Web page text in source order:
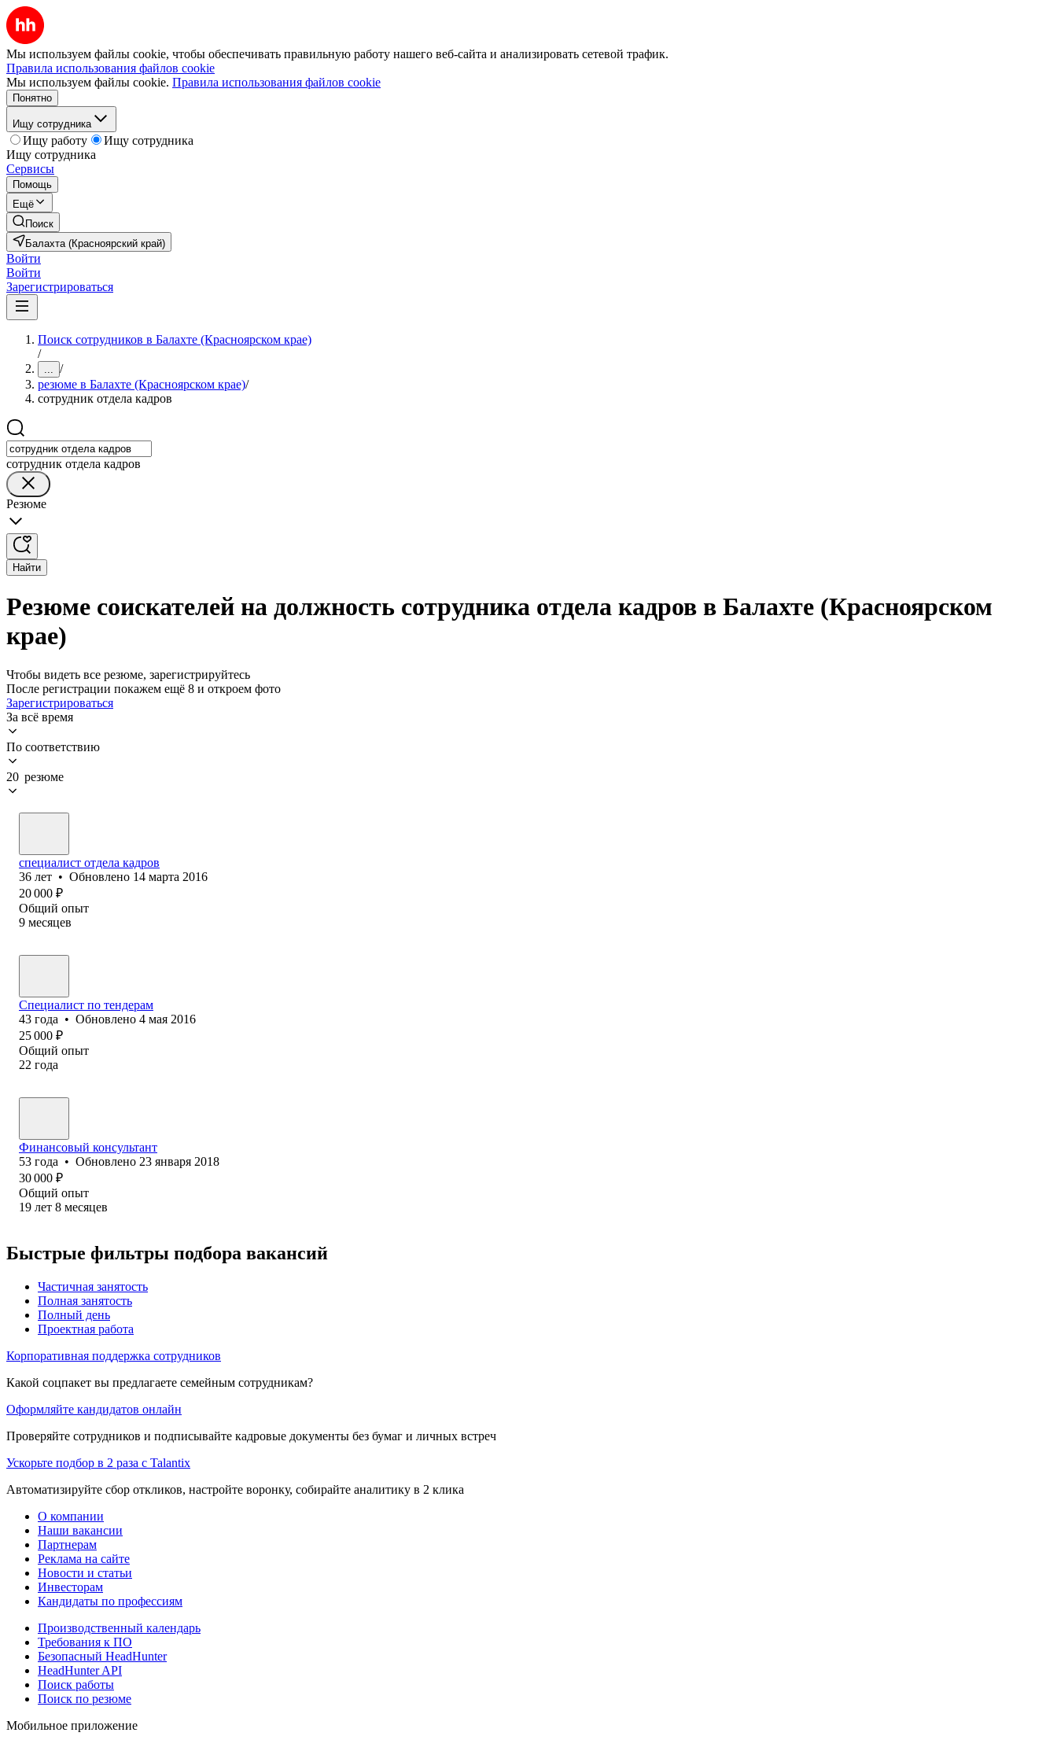
Мы используем файлы cookie, чтобы обеспечивать правильную работу нашего веб-сайта и анализировать сетевой трафик.
Правила использования файлов cookie
Мы используем файлы cookie. Правила использования файлов cookie
Понятно
Ищу сотрудника
Ищу работу
Ищу сотрудника
Ищу сотрудника
Сервисы
Помощь
Ещё
Поиск
Балахта (Красноярский край)
Войти
Войти
Зарегистрироваться
Поиск сотрудников в Балахте (Красноярском крае)
/
... /
резюме в Балахте (Красноярском крае)/
сотрудник отдела кадров
сотрудник отдела кадров
Резюме
Найти
Резюме соискателей на должность сотрудника отдела кадров в Балахте (Красноярском
крае)
Чтобы видеть все резюме, зарегистрируйтесь
После регистрации покажем ещё 8 и откроем фото
Зарегистрироваться
За всё время
По соответствию
20 резюме
специалист отдела кадров
36 лет • Обновлено 14 марта 2016
20 000 ₽
Общий опыт
9 месяцев
Специалист по тендерам
43 года • Обновлено 4 мая 2016
25 000 ₽
Общий опыт
22 года
Финансовый консультант
53 года • Обновлено 23 января 2018
30 000 ₽
Общий опыт
19 лет 8 месяцев
Быстрые фильтры подбора вакансий
Частичная занятость
Полная занятость
Полный день
Проектная работа
Корпоративная поддержка сотрудников
Какой соцпакет вы предлагаете семейным сотрудникам?
Оформляйте кандидатов онлайн
Проверяйте сотрудников и подписывайте кадровые документы без бумаг и личных встреч
Ускорьте подбор в 2 раза с Talantix
Автоматизируйте сбор откликов, настройте воронку, собирайте аналитику в 2 клика
О компании
Наши вакансии
Партнерам
Реклама на сайте
Новости и статьи
Инвесторам
Кандидаты по профессиям
Производственный календарь
Требования к ПО
Безопасный HeadHunter
HeadHunter API
Поиск работы
Поиск по резюме
Мобильное приложение